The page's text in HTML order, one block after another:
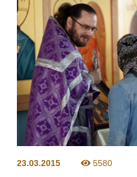
23.03.2015 5580